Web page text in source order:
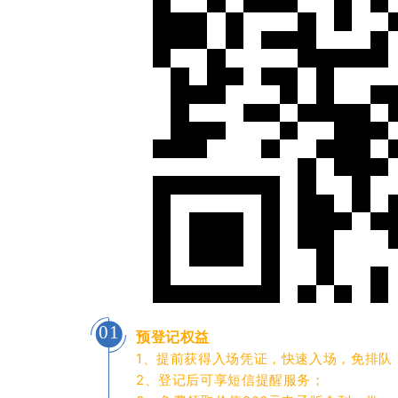
01 预登记权益
1、提前获得入场凭证，快速入场，免排队
2、登记后可享短信提醒服务；